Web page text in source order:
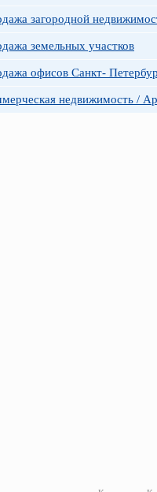
загородной
земельных участков
офисов Санкт-
недвижимость /